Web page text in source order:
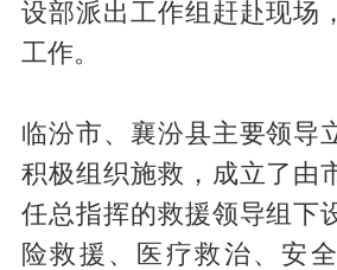
设部派出工作组赶赴现场
工作。
临汾市、襄汾县主要领导
积极组织施救，成立了由
任总指挥的救援领导组下
险救援、医疗救治、安